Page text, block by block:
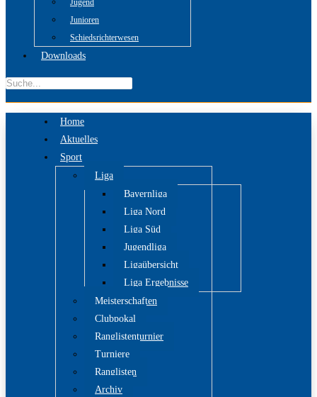
Jugend
Junioren
Schiedsrichterwesen
Downloads
Home
Aktuelles
Sport
Liga
Bayernliga
Liga Nord
Liga Süd
Jugendliga
Ligaübersicht
Liga Ergebnisse
Meisterschaften
Clubpokal
Ranglistenturnier
Turniere
Ranglisten
Archiv